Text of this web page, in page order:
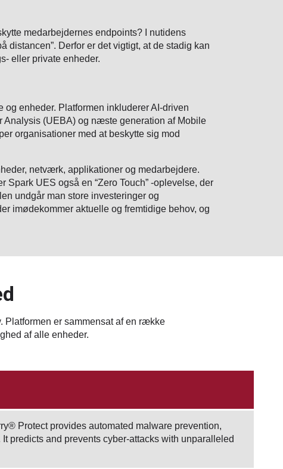
medarbejdernes endpoints? I nutidens
distancen”. Derfor er det vigtigt, at de stadig kan
eller private enheder.
enheder. Platformen inkluderer AI-driven
Analysis (UEBA) og næste generation af Mobile
organisationer med at beskytte sig mod
netværk, applikationer og medarbejdere.
UES også en “Zero Touch” -oplevelse, der
undgår man store investeringer og
imødekommer aktuelle og fremtidige behov, og
Platformen er sammensat af en række
af alle enheder.
Protect provides automated malware prevention,
predicts and prevents cyber-attacks with unparalleled